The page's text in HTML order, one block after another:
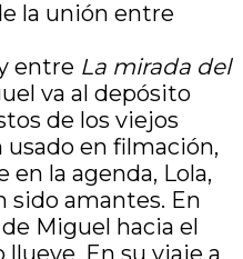
la unión entre
entre La mirada del
va al depósito
de los viejos
en filmación,
en la agenda, Lola,
sido amantes. En
Miguel hacia el
llueve. En su viaje a